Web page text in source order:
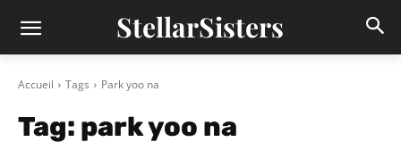
StellarSisters
Accueil Tags Park yoo na
Tag: park yoo na